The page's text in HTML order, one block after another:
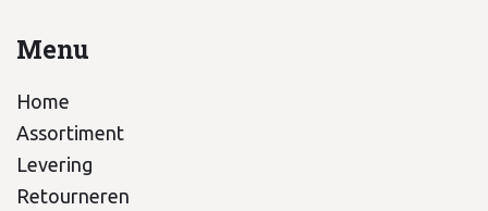
Menu
Home
Assortiment
Levering
Retourneren